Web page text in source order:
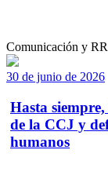
Comunicación y
30 de junio de 2026
Hasta
de la CCJ y
humanos